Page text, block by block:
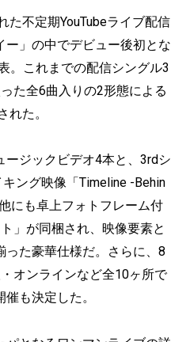
た不定期YouTubeライブ配信
ー」の中でデビュー後初とな
。これまでの配信シングル3
た全6曲入りの2形態による
れた。
ジックビデオ4本と、3rdシ
ング映像「Timeline -Behin
にも卓上フォトフレーム付
」が同梱され、映像要素と
た豪華仕様だ。さらに、8
オンラインなど全10ヶ所で
も決定した。